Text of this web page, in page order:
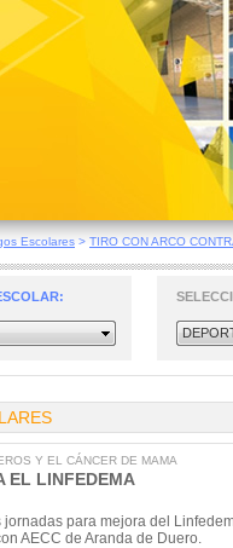
Escolares > TIRO CON ARCO
Y EL CÁNCER DE MAMA
EL LINFEDEMA
para mejora del
AECC de Aranda de Duero.